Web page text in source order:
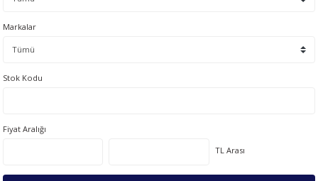
Markalar
Stok Kodu
Fiyat Aralığı
TL Arası